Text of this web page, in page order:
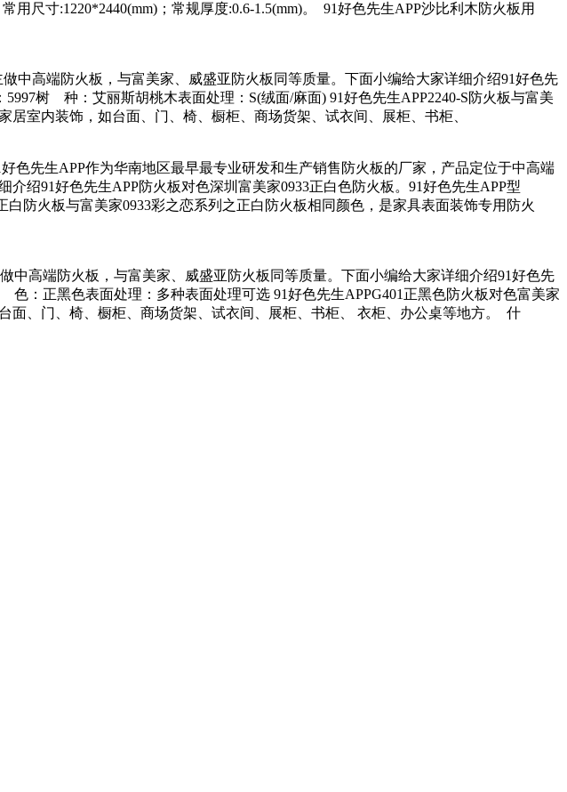
:1220*2440(mm)；常规厚度:0.6-1.5(mm)。 91好色先生APP沙比利木防火板用
做中高端防火板，与富美家、威盛亚防火板同等质量。下面小编给大家详细介绍91好色先
5997树 种：艾丽斯胡桃木表面处理：S(绒面/麻面) 91好色先生APP2240-S防火板与富美
面、门、椅、橱柜、商场货架、试衣间、展柜、书柜、
91好色先生APP作为华南地区最早最专业研发和生产销售防火板的厂家，产品定位于中高端
详细介绍91好色先生APP防火板对色深圳富美家0933正白色防火板。91好色先生APP型
白防火板与富美家0933彩之恋系列之正白防火板相同颜色，是家具表面装饰专用防火
做中高端防火板，与富美家、威盛亚防火板同等质量。下面小编给大家详细介绍91好色先
：正黑色表面处理：多种表面处理可选 91好色先生APPG401正黑色防火板对色富美家
、椅、橱柜、商场货架、试衣间、展柜、书柜、 衣柜、办公桌等地方。 什